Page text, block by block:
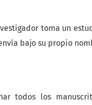
toma un
bajo su propio
todos los